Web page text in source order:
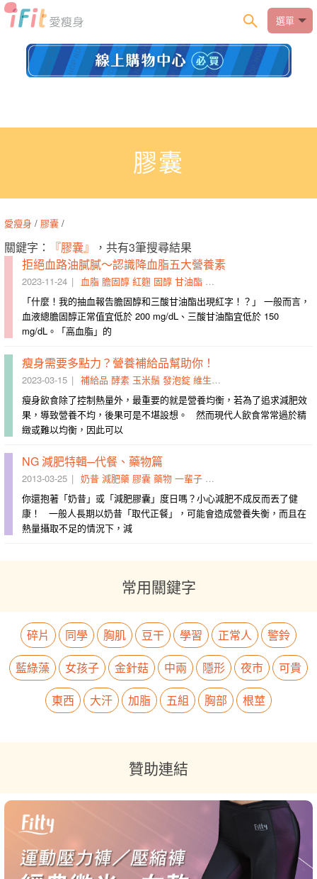
選單
膠囊
愛瘦身 / 膠囊 /
關鍵字： 『膠囊』
，共有3筆搜尋結果
拒絕血路油膩膩～認識降血脂五大營養素
2023-11-24 血脂 膽固醇 紅麴 固醇 甘油酯 血路
「什麼！我的抽血報告膽固醇和三酸甘油酯出現紅字！？」 一般而言，
血液總膽固醇正常值宜低於 200 mg/dL、三酸甘油酯宜低於 150
mg/dL。「高血脂」的
瘦身需要多點力？營養補給品幫助你！
2023-03-15 補給品 酵素 玉米鬚 發泡錠 維生素
瘦身飲食除了控制熱量外，最重要的就是營養均衡，若為了追求減肥效
果，導致營養不均，後果可是不堪設想。 然而現代人飲食常常過於精
緻或難以均衡，因此可以
NG 減肥特輯─代餐、藥物篇
2013-03-25 奶昔 減肥藥 膠囊 藥物 一輩子 副作用
你還抱著「奶昔」或「減肥膠囊」度日嗎？小心減肥不成反而丟了健
康！ 一般人長期以奶昔「取代正餐」，可能會造成營養失衡，而且在
熱量攝取不足的情況下，減
常用關鍵字
碎片 同學 胸肌 豆干 學習 正常人
警鈴
藍綠藻
女孩子 金針菇 中兩 隱形 夜市
可貴
東西
大汗 加脂 五組 胸部 根莖
贊助連結